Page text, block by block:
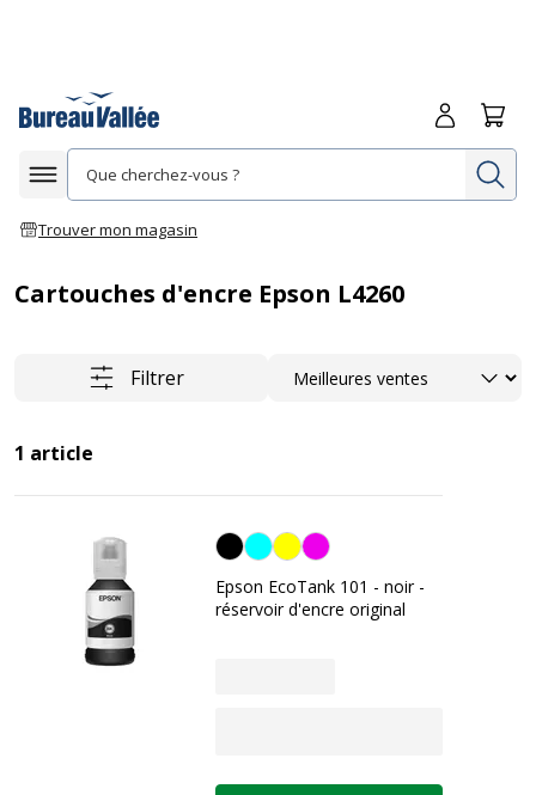
Afficher la navigation
Trouver mon magasin
Me
Cartouches d'encre Epson L4260
Filtrer Trier
1 article
Noir
Epson EcoTank 101 - noir -
réservoir d'encre original